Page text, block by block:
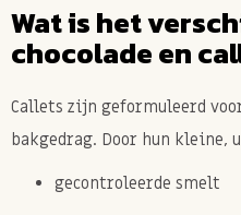
Wat is het
chocolade en
Callets zijn geformuleerd
bakgedrag. Door hun
gecontroleerde smelt